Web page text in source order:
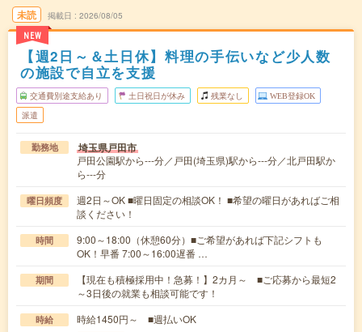
未読
NEW
掲載日 2026/08/05
【週2日～＆土日休】料理の手伝いなど少人数
の施設で自立を支援
交通費別途支給あり 土日祝日が休み 残業なし WEB登録OK
派遣
勤務地 埼玉県戸田市
戸田公園駅から---分／戸田(埼玉県)駅から---分／北戸田駅か
ら---分
曜日頻度
週2日～OK ■曜日固定の相談OK！ ■希望の曜日があればご相
談ください！
時間
9:00～18:00（休憩60分）■ご希望があれば下記シフトも
OK！早番 7:00～16:00遅番 …
期間
【現在も積極採用中！急募！】2カ月～ ■ご応募から最短2
～3日後の就業も相談可能です！
時給 時給1450円～ ■週払いOK